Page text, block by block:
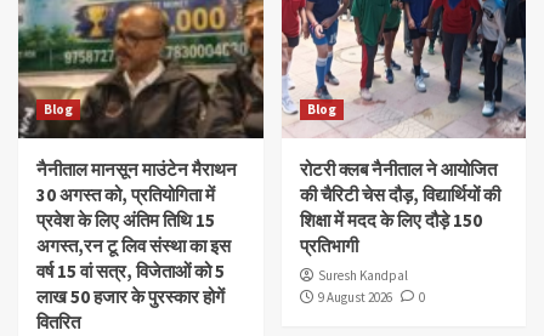
Blog
नैनीताल मानसून माउंटेन मैराथन
30 अगस्त को, प्रतियोगिता में
प्रवेश के लिए अंतिम तिथि 15
अगस्त,रन टू लिव संस्था का इस
वर्ष 15 वां सत्र, विजेताओं को 5
लाख 50 हजार के पुरस्कार होगें
वितरित
Blog
रोटरी क्लब नैनीताल ने आयोजित
की चैरिटी चेस दौड़, विद्यार्थियों की
शिक्षा में मदद के लिए दौड़े 150
प्रतिभागी
Suresh Kandpal
9 August 2026
0